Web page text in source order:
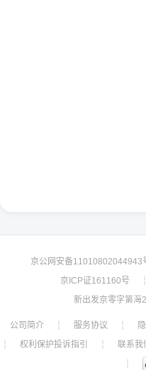
京公网安备11010802044943
京ICP证161160号
┊
新出发京零字第海
公司简介 ┊ 服务协议 ┊
┊
权利保护投诉指引 ┊ 联系我
┊